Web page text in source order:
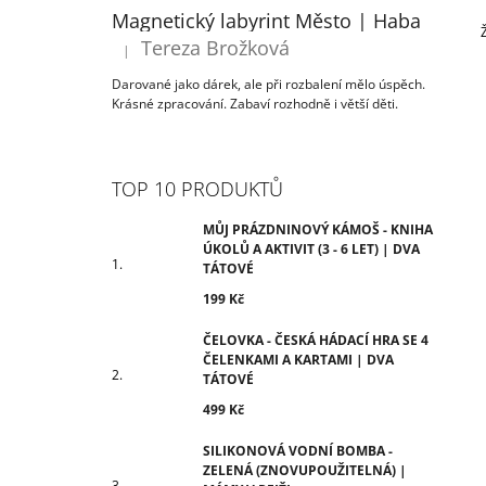
Magnetický labyrint Město | Haba
Hodnocení produktu je 5 z 5 hvězdiček.
| Tereza Brožková
Darované jako dárek, ale při rozbalení mělo úspěch.
Krásné zpracování. Zabaví rozhodně i větší děti.
TOP 10 PRODUKTŮ
MŮJ PRÁZDNINOVÝ KÁMOŠ - KNIHA
ÚKOLŮ A AKTIVIT (3 - 6 LET) | DVA
TÁTOVÉ
199 Kč
ČELOVKA - ČESKÁ HÁDACÍ HRA SE 4
ČELENKAMI A KARTAMI | DVA
TÁTOVÉ
499 Kč
SILIKONOVÁ VODNÍ BOMBA -
ZELENÁ (ZNOVUPOUŽITELNÁ) |
TÁTOVÉ
199 Kč